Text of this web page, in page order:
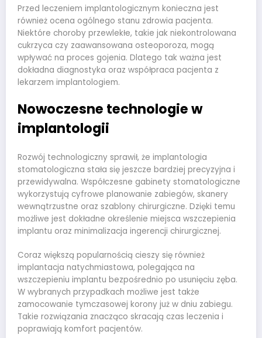
Przed leczeniem implantologicznym konieczna jest
również ocena ogólnego stanu zdrowia pacjenta.
Niektóre choroby przewlekłe, takie jak niekontrolowana
cukrzyca czy zaawansowana osteoporoza, mogą
wpływać na proces gojenia. Dlatego tak ważna jest
dokładna diagnostyka oraz współpraca pacjenta z
lekarzem implantologiem.
Nowoczesne technologie w
implantologii
Rozwój technologiczny sprawił, że implantologia
stomatologiczna stała się jeszcze bardziej precyzyjna i
przewidywalna. Współczesne gabinety stomatologiczne
wykorzystują cyfrowe planowanie zabiegów, skanery
wewnątrzustne oraz szablony chirurgiczne. Dzięki temu
możliwe jest dokładne określenie miejsca wszczepienia
implantu oraz minimalizacja ingerencji chirurgicznej.
Coraz większą popularnością cieszy się również
implantacja natychmiastowa, polegająca na
wszczepieniu implantu bezpośrednio po usunięciu zęba.
W wybranych przypadkach możliwe jest także
zamocowanie tymczasowej korony już w dniu zabiegu.
Takie rozwiązania znacząco skracają czas leczenia i
poprawiają komfort pacjentów.